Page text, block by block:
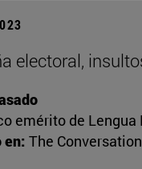
electoral,
emérito de Lengua
en: The Conversation